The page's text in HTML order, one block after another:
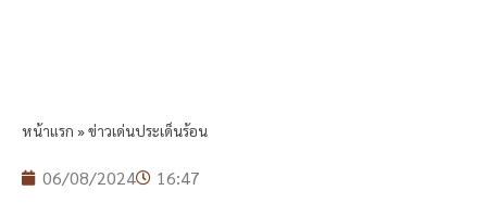
หน้าแรก »ข่าวเด่นประเด็นร้อน
06/08/2024 16:47